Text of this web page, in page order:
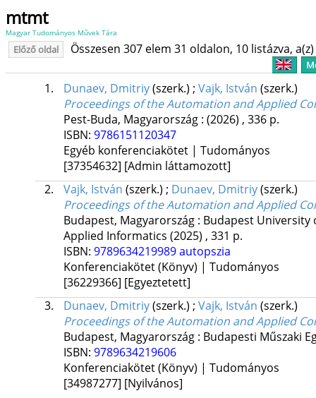
mtmt
Magyar Tudományos Művek Tára
Előző oldal Összesen 307 elem 31 oldalon, 10 listázva,
1. Dunaev, Dmitriy(szerk.) ; Vajk, István (szerk.)
Proceedings of the Automation and Applied
Pest-Buda, Magyarország : (2026) , 336 p.
ISBN: 9786151120347
Egyéb konferenciakötet | Tudományos
[37354632] [Admin láttamozott]
2.
Vajk, István (szerk.) ; Dunaev, Dmitriy(szerk.)
Proceedings of the Automation and Applied
Budapest, Magyarország : Budapest University
Applied Informatics (2025) , 331 p.
ISBN: 9789634219989autopszia
Konferenciakötet (Könyv) | Tudományos
[36229366] [Egyeztetett]
3.
Dunaev, Dmitriy(szerk.) ; Vajk, István (szerk.)
Proceedings of the Automation and Applied
Budapest, Magyarország : Budapesti Műszaki
ISBN: 9789634219606
Konferenciakötet (Könyv) | Tudományos
[34987277] [Nyilvános]